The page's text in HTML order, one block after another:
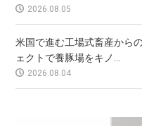
2026.08.05
米国で進む工場式畜産から
ェクトで養豚場をキノ...
2026.08.04